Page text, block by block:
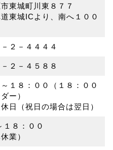
東城町川東８７７
東城ICより、南へ１００
２－４４４４
２－４５８８
１８：００（１８：００
ー）
日（祝日の場合は翌日）
１８：００
業）